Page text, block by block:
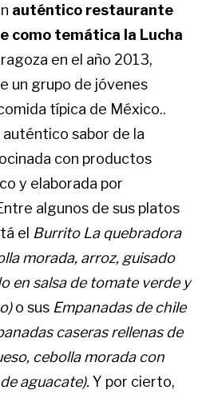
auténtico restaurante
como temática la Lucha
en el año 2013,
un grupo de jóvenes
típica de México..
sabor de la
con productos
y elaborada por
algunos de sus platos
el Burrito La quebradora
morada, arroz, guisado
en salsa de tomate verde y
o sus Empanadas de chile
caseras rellenas de
cebolla morada con
aguacate).Y por cierto,